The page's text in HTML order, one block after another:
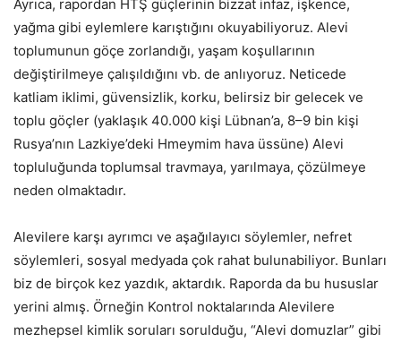
Ayrıca, rapordan HTŞ güçlerinin bizzat infaz, işkence,
yağma gibi eylemlere karıştığını okuyabiliyoruz. Alevi
toplumunun göçe zorlandığı, yaşam koşullarının
değiştirilmeye çalışıldığını vb. de anlıyoruz. Neticede
katliam iklimi, güvensizlik, korku, belirsiz bir gelecek ve
toplu göçler (yaklaşık 40.000 kişi Lübnan’a, 8–9 bin kişi
Rusya’nın Lazkiye’deki Hmeymim hava üssüne) Alevi
topluluğunda toplumsal travmaya, yarılmaya, çözülmeye
neden olmaktadır.
Alevilere karşı ayrımcı ve aşağılayıcı söylemler, nefret
söylemleri, sosyal medyada çok rahat bulunabiliyor. Bunları
biz de birçok kez yazdık, aktardık. Raporda da bu hususlar
yerini almış. Örneğin Kontrol noktalarında Alevilere
mezhepsel kimlik soruları sorulduğu, “Alevi domuzlar” gibi